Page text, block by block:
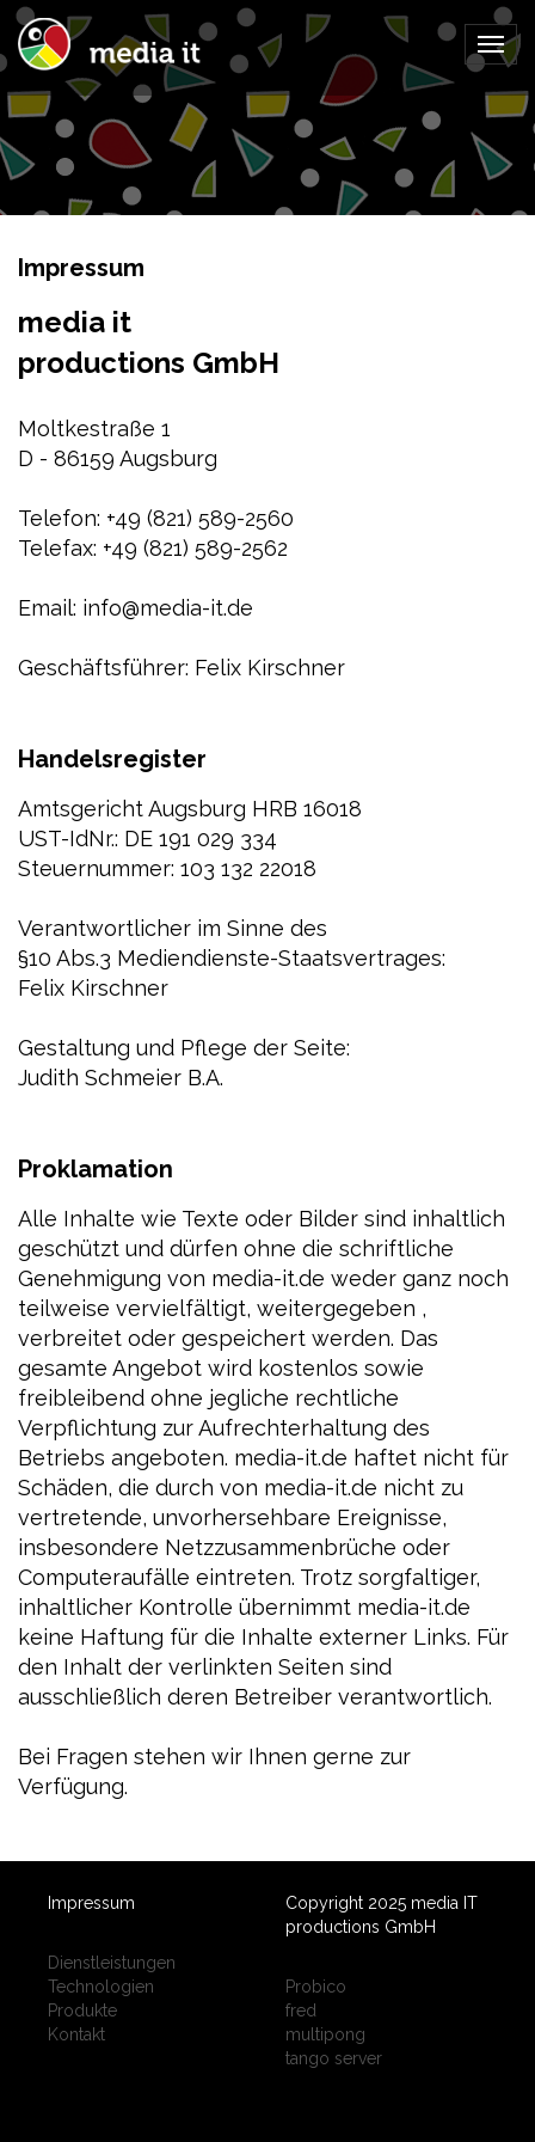
Impressum
media it
productions GmbH
Moltkestraße 1
D - 86159 Augsburg
Telefon: +49 (821) 589-2560
Telefax: +49 (821) 589-2562
Email: info@media-it.de
Geschäftsführer: Felix Kirschner
Handelsregister
Amtsgericht Augsburg HRB 16018
UST-IdNr.: DE 191 029 334
Steuernummer: 103 132 22018
Verantwortlicher im Sinne des
§10 Abs.3 Mediendienste-Staatsvertrages:
Felix Kirschner
Gestaltung und Pflege der Seite:
Judith Schmeier B.A.
Proklamation
Alle Inhalte wie Texte oder Bilder sind inhaltlich
geschützt und dürfen ohne die schriftliche
Genehmigung von media-it.de weder ganz noch
teilweise vervielfältigt, weitergegeben ,
verbreitet oder gespeichert werden. Das
gesamte Angebot wird kostenlos sowie
freibleibend ohne jegliche rechtliche
Verpflichtung zur Aufrechterhaltung des
Betriebs angeboten. media-it.de haftet nicht für
Schäden, die durch von media-it.de nicht zu
vertretende, unvorhersehbare Ereignisse,
insbesondere Netzzusammenbrüche oder
Computeraufälle eintreten. Trotz sorgfaltiger,
inhaltlicher Kontrolle übernimmt media-it.de
keine Haftung für die Inhalte externer Links. Für
den Inhalt der verlinkten Seiten sind
ausschließlich deren Betreiber verantwortlich.
Bei Fragen stehen wir Ihnen gerne zur
Verfügung.
Impressum
Dienstleistungen
Technologien
Produkte
Kontakt
Copyright 2025 media IT
productions GmbH
Probico
fred
multipong
tango server